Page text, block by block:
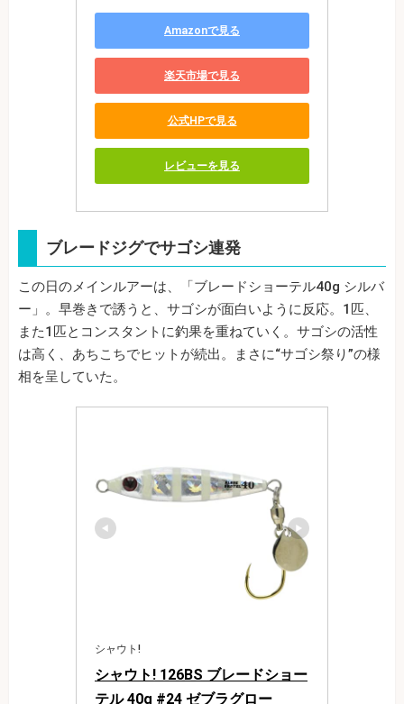
Amazonで見る
楽天市場で見る
公式HPで見る
レビューを見る
ブレードジグでサゴシ連発
この日のメインルアーは、「ブレードショーテル40g シルバ
ー」。早巻きで誘うと、サゴシが面白いように反応。1匹、
また1匹とコンスタントに釣果を重ねていく。サゴシの活性
は高く、あちこちでヒットが続出。まさに“サゴシ祭り”の様
相を呈していた。
シャウト!
シャウト! 126BS ブレードショー
テル 40g #24 ゼブラグロー